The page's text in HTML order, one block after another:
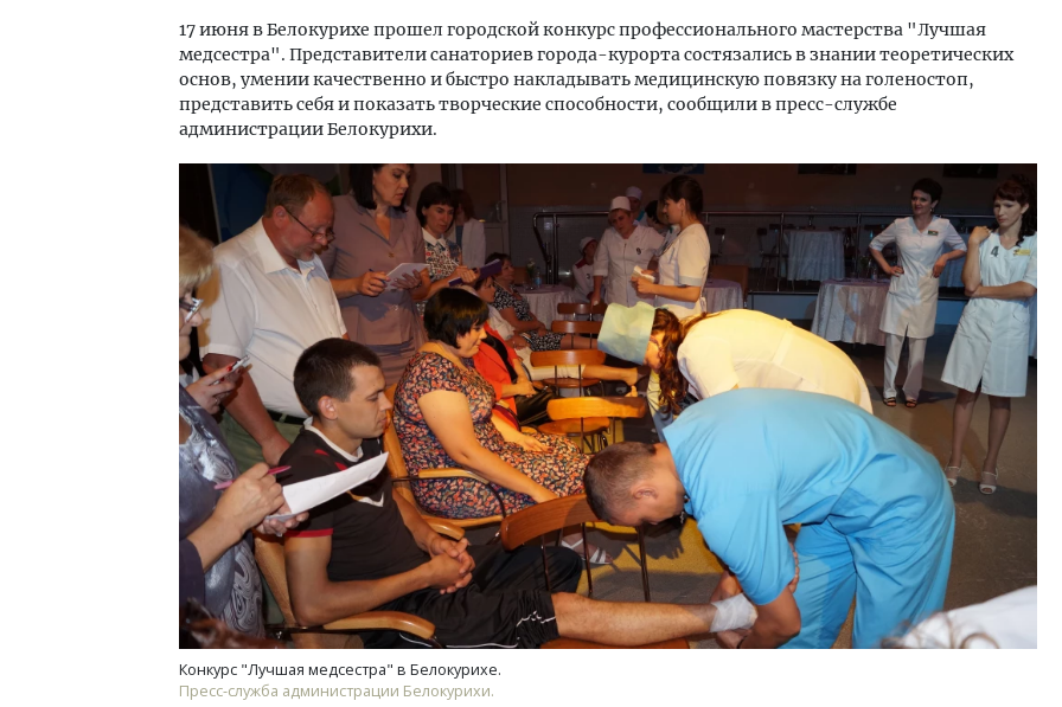
17 июня в Белокурихе прошел городской конкурс профессионального мастерства "Лучшая
медсестра". Представители санаториев города-курорта состязались в знании теоретических
основ, умении качественно и быстро накладывать медицинскую повязку на голеностоп,
представить себя и показать творческие способности, сообщили в пресс-службе
администрации Белокурихи.
Конкурс "Лучшая медсестра" в Белокурихе.
Пресс-служба администрации Белокурихи.
Смелость архитектурных идей.
Генеральный директор компании
ЗИАС — об эстетике городов,
трендах в фасадах и развитии рынка
СТРОИТЕЛЬСТВО
Архитектурный код
земли. Мощение
плитами становится
стандартом
СТРОИТЕЛЬСТВО